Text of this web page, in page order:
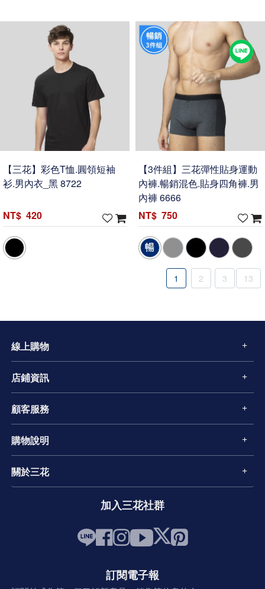
【三花】彩色T恤.圓領短袖
衫.男內衣_黑 8722
420
【3件組】三花彈性貼身運動
內褲.暢銷混色.貼身四角褲.男
內褲 6666
750
1 2 3 13
線上購物
店鋪資訊
顧客服務
購物說明
關於三花
加入三花社群
訂閱電子報